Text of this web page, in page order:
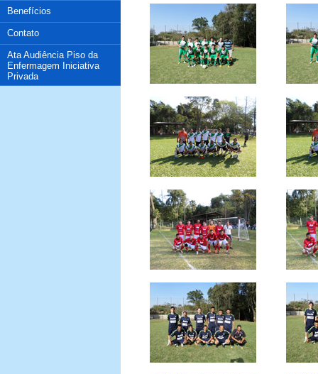
Benefícios
Contato
Ata Audiência Piso da
Enfermagem Iniciativa
Privada